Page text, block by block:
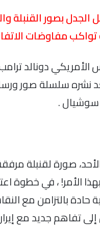
بصور القنبلة
تواكب مفاوضات
الأمريكي دونالد
نشره سلسلة صور
.
صورة لقنبلة
الأمر! ، في خطوة
حادة بالتزامن مع
تفاهم جديد مع